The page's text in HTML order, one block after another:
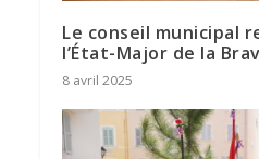
Le conseil municipal
l’État-Major de la
8 avril 2025